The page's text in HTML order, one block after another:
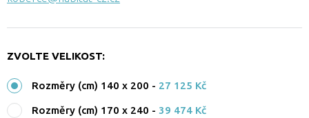
ZVOLTE VELIKOST:
Rozměry (cm) 140 x 200 - 27 125 Kč
Rozměry (cm) 170 x 240 - 39 474 Kč